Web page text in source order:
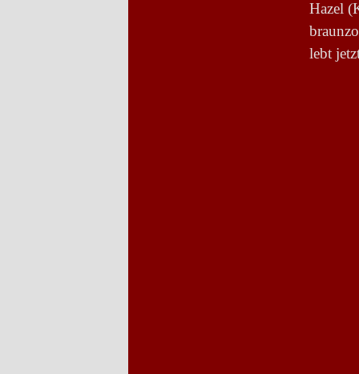
Hazel
lebt